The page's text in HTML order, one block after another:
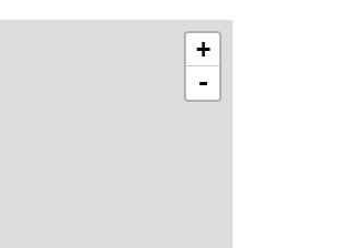
+
-